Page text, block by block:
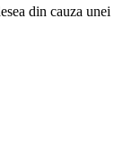
din cauza unei